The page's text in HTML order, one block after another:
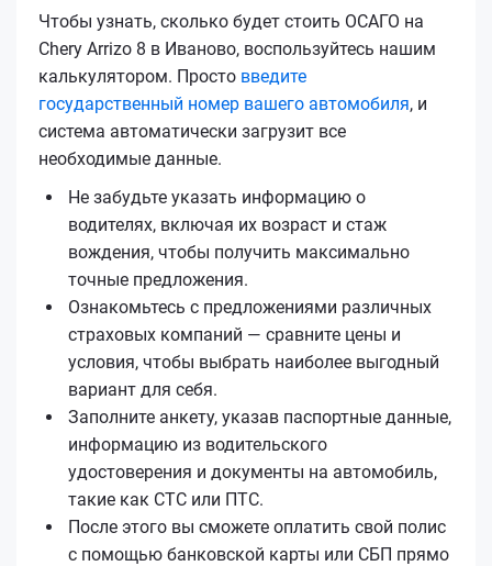
Чтобы узнать, сколько будет стоить ОСАГО на
Chery Arrizo 8 в Иваново, воспользуйтесь нашим
калькулятором. Просто введите
государственный номер вашего автомобиля, и
система автоматически загрузит все
необходимые данные.
Не забудьте указать информацию о
водителях, включая их возраст и стаж
вождения, чтобы получить максимально
точные предложения.
Ознакомьтесь с предложениями различных
страховых компаний — сравните цены и
условия, чтобы выбрать наиболее выгодный
вариант для себя.
Заполните анкету, указав паспортные данные,
информацию из водительского
удостоверения и документы на автомобиль,
такие как СТС или ПТС.
После этого вы сможете оплатить свой полис
с помощью банковской карты или СБП прямо